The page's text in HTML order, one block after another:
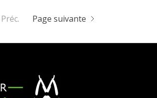
Préc. Page suivante